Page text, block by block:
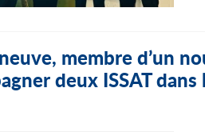
membre d’un
deux ISSAT